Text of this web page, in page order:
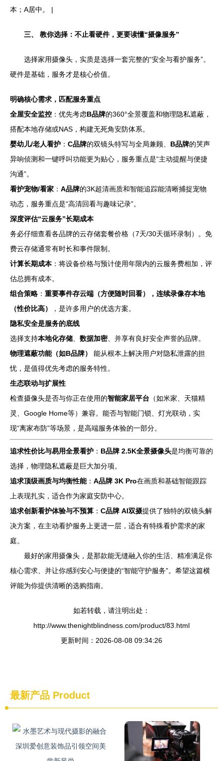
本；A居中。 |
三、 教你选择：不止看硬件，更要读懂“摄像服务”
选择家用摄像头，实质是选择一套完整的“安全与看护服务”。
硬件是基础，服务才是核心价值。
明确核心需求，匹配服务重点
全屋安全监控 ：优先考虑B品牌的360°全景覆盖和物理隐私遮蔽，
搭配本地存储或NAS，构建无死角安防体系。
婴幼儿/老人看护 ： C品牌的双镜头特写与全局兼顾、 B品牌的哭声
异响侦测和一键呼叫功能更为贴心，服务重点是“主动提醒与便捷
沟通”。
看护宠物/看家 ： A品牌的3K超清画质和智能追踪能清晰捕捉宠物
动态，服务重点是“高清回看与趣味记录”。
深度评估“云服务”长期成本
务必仔细查看各品牌的云存储套餐价格（7天/30天循环录制）。免
费云存储通常有时长和事件限制。
计算长期成本：将设备价格与预计使用年限内的云服务费相加，评
估总拥有成本。
组合策略 ： 重要事件存云端（方便随时回看），连续录像存本地
（性价比高）
，是许多用户的优选方案。
隐私安全是服务的底线
选择支持本地化存储 数据加密、并享有良好安全声誉的品牌。
物理遮蔽功能（如B品牌）
能从根本上解决用户对隐私泄露的担
忧，是值得优先考虑的服务特性。
生态联动与扩展性
检查摄像头是否与你正在使用的智能家居平台 （如米家、天猫精
灵、Google Home等）兼容。能否与智能门锁、灯光联动，实
现“离家布防”等场景，是高端服务体验的一部分。
追求性价比与易用全景看护 ： B品牌 2.5K全景摄像头是均衡可靠的
选择，物理隐私遮蔽是巨大加分项。
追求顶级画质与均衡性能： A品牌 3K Pro在画质和基础智能跟踪
上表现扎实，适合作为家庭安防中心。
追求创新看护体验与不预算 ： C品牌 AI双摄提供了独特的双镜头解
决方案，在主动看护服务上更进一层，适合有特殊看护需求的家
庭。
最好的家用摄像头，是那款能无缝融入你的生活、精准满足你
核心需求、并让你感到安心与便捷的“智能守护服务”。希望这篇横
评能为你提供清晰的选购指南。
如若转载，请注明出处：
http://www.thenightblindness.com/product/83.html
更新时间：2026-08-08 09:34:26
最新产品 Product